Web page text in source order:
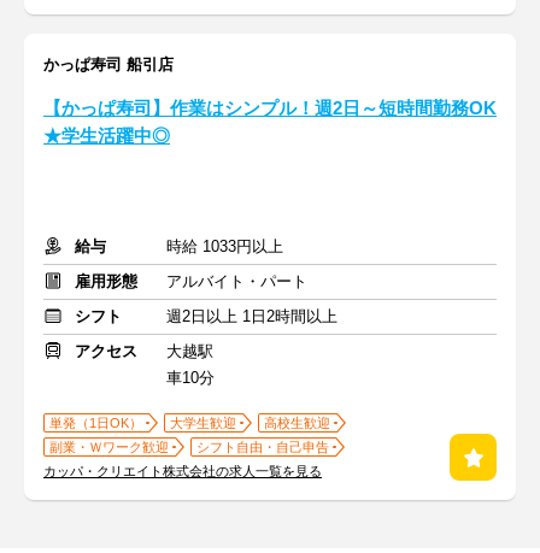
かっぱ寿司 船引店
【かっぱ寿司】作業はシンプル！週2日～短時間勤務OK
★学生活躍中◎
給与
時給 1033円以上
雇用形態
アルバイト・パート
シフト
週2日以上 1日2時間以上
アクセス
大越駅
車10分
単発（1日OK） 大学生歓迎
高校生歓迎
副業・Ｗワーク歓迎
シフト自由・自己申告
カッパ・クリエイト株式会社の求人一覧を見る